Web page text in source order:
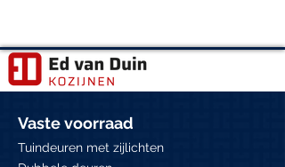
Vaste voorraad
Tuindeuren met zijlichten